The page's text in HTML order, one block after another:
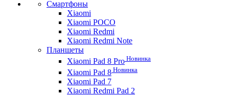
Смартфоны
Xiaomi
Xiaomi POCO
Xiaomi Redmi
Xiaomi Redmi Note
Планшеты
Xiaomi Pad 8 Pro Новинка
Xiaomi Pad 8 Новинка
Xiaomi Pad 7
Xiaomi Redmi Pad 2